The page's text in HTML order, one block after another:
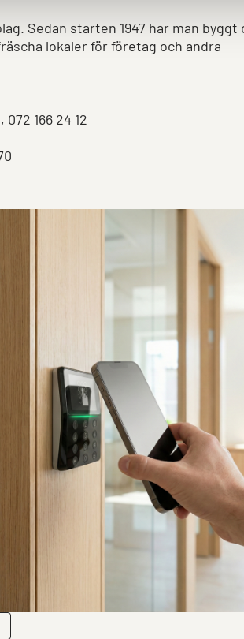
Sedan starten 1947 har man byggt
lokaler för företag och andra
166 24 12